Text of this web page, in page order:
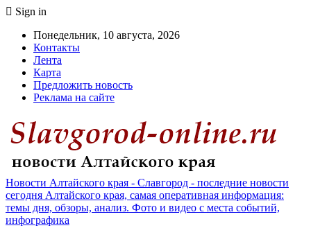
Sign in
Понедельник, 10 августа, 2026
Контакты
Лента
Карта
Предложить новость
Реклама на сайте
Новости Алтайского края - Славгород - последние новости
сегодня Алтайского края, самая оперативная информация:
темы дня, обзоры, анализ. Фото и видео с места событий,
инфографика